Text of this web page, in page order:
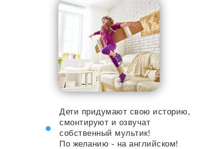
Дети придумают свою историю,
смонтируют и озвучат
собственный мультик!
По желанию - на английском!